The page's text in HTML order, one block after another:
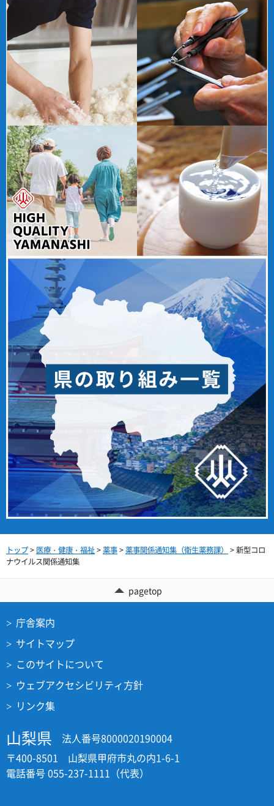
トップ> 医療・健康・福祉>薬事>薬事関係通知集（衛生薬務課）
> 新型コロ
ナウイルス関係通知集
pagetop
庁舎案内
サイトマップ
このサイトについて
ウェブアクセシビリティ方針
リンク集
山梨県
法人番号8000020190004
〒400-8501 山梨県甲府市丸の内1-6-1
電話番号 055-237-1111（代表）